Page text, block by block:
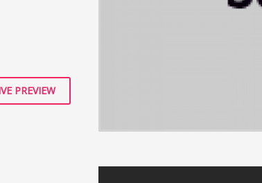
dui. Praesent
elementum.
nunc, viverra
PREVIEW